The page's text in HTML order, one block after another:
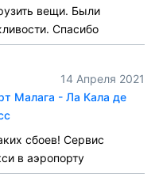
вещи. Были
Спасибо
14 Апреля 2021
Малага - Ла Кала де
сбоев! Сервис
в аэропорту